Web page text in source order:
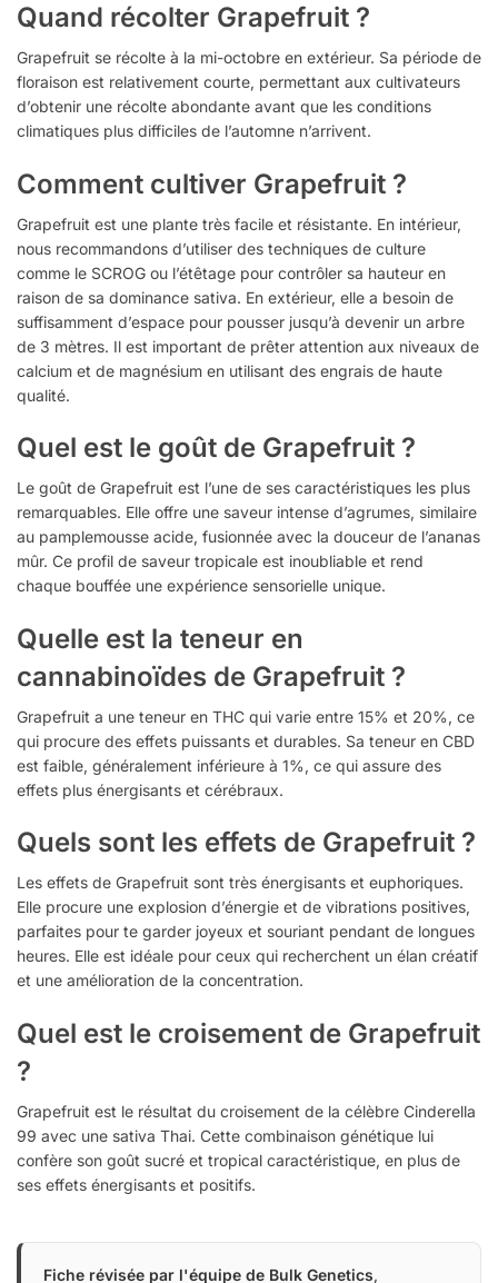
Quand récolter Grapefruit ?
Grapefruit se récolte à la mi-octobre en extérieur. Sa période de
floraison est relativement courte, permettant aux cultivateurs
d’obtenir une récolte abondante avant que les conditions
climatiques plus difficiles de l’automne n’arrivent.
Comment cultiver Grapefruit ?
Grapefruit est une plante très facile et résistante. En intérieur,
nous recommandons d’utiliser des techniques de culture
comme le SCROG ou l’étêtage pour contrôler sa hauteur en
raison de sa dominance sativa. En extérieur, elle a besoin de
suffisamment d’espace pour pousser jusqu’à devenir un arbre
de 3 mètres. Il est important de prêter attention aux niveaux de
calcium et de magnésium en utilisant des engrais de haute
qualité.
Quel est le goût de Grapefruit ?
Le goût de Grapefruit est l’une de ses caractéristiques les plus
remarquables. Elle offre une saveur intense d’agrumes, similaire
au pamplemousse acide, fusionnée avec la douceur de l’ananas
mûr. Ce profil de saveur tropicale est inoubliable et rend
chaque bouffée une expérience sensorielle unique.
Quelle est la teneur en
cannabinoïdes de Grapefruit ?
Grapefruit a une teneur en THC qui varie entre 15% et 20%, ce
qui procure des effets puissants et durables. Sa teneur en CBD
est faible, généralement inférieure à 1%, ce qui assure des
effets plus énergisants et cérébraux.
Quels sont les effets de Grapefruit ?
Les effets de Grapefruit sont très énergisants et euphoriques.
Elle procure une explosion d’énergie et de vibrations positives,
parfaites pour te garder joyeux et souriant pendant de longues
heures. Elle est idéale pour ceux qui recherchent un élan créatif
et une amélioration de la concentration.
Quel est le croisement de Grapefruit
?
Grapefruit est le résultat du croisement de la célèbre Cinderella
99 avec une sativa Thai. Cette combinaison génétique lui
confère son goût sucré et tropical caractéristique, en plus de
ses effets énergisants et positifs.
Fiche révisée par l'équipe de Bulk Genetics,